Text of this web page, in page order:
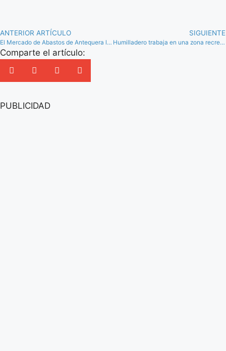
ANTERIOR ARTÍCULO
El Mercado de Abastos de Antequera licita una decena de puntos de venta
SIGUIENTE
Humilladero trabaja en una zona recreativa y de avistamiento para promover el turismo ornitológico
Comparte el artículo:
PUBLICIDAD